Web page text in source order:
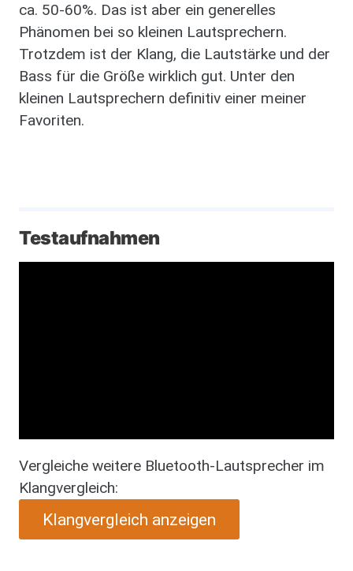
ca. 50-60%. Das ist aber ein generelles
Phänomen bei so kleinen Lautsprechern.
Trotzdem ist der Klang, die Lautstärke und der
Bass für die Größe wirklich gut. Unter den
kleinen Lautsprechern definitiv einer meiner
Favoriten.
Testaufnahmen
Vergleiche weitere Bluetooth-Lautsprecher im
Klangvergleich:
Klangvergleich anzeigen